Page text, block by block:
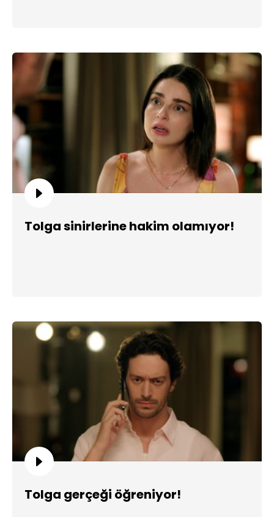
Tolga sinirlerine hakim olamıyor!
Tolga gerçeği öğreniyor!